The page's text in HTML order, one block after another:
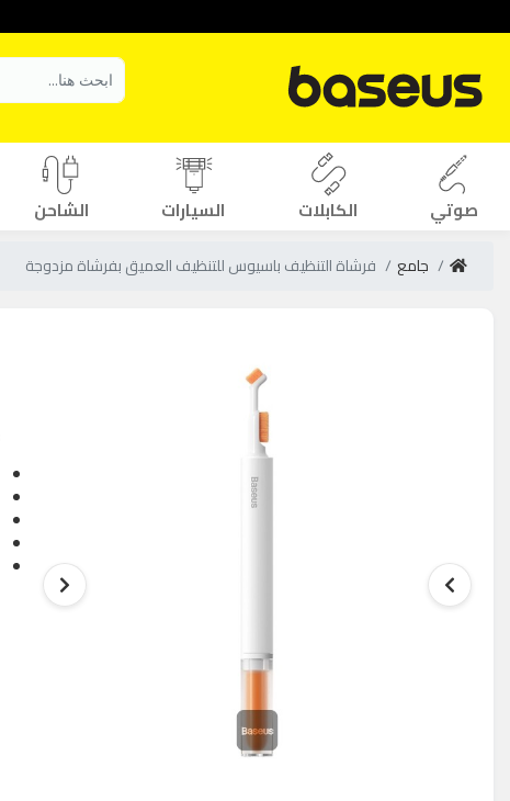
صوتي الكابلات السيارات الشاحن
جامع فرشاة التنظيف باسيوس للتنظيف العميق بفرشاة مزدوجة